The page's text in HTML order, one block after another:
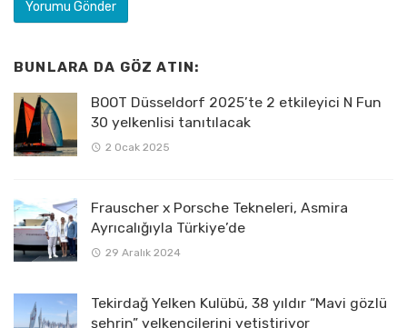
BUNLARA DA GÖZ ATIN:
BOOT Düsseldorf 2025’te 2 etkileyici N Fun
30 yelkenlisi tanıtılacak
2 Ocak 2025
Frauscher x Porsche Tekneleri, Asmira
Ayrıcalığıyla Türkiye’de
29 Aralık 2024
Tekirdağ Yelken Kulübü, 38 yıldır “Mavi gözlü
şehrin” yelkencilerini yetiştiriyor